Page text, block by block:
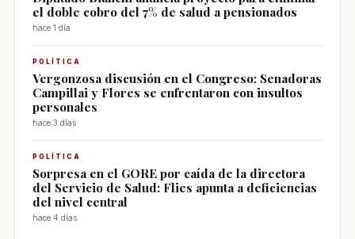
el doble cobro del 7% de salud a pensionados
hace 1 día
POLÍTICA
Vergonzosa discusión en el Congreso: Senadoras
Campillai y Flores se enfrentaron con insultos
personales
hace 3 días
POLÍTICA
Sorpresa en el GORE por caída de la directora
del Servicio de Salud: Flies apunta a deficiencias
del nivel central
hace 4 días